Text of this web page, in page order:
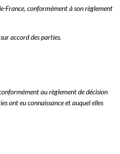
France, conformément à son règlement
accord des parties.
au règlement de décision
ont eu connaissance et auquel elles